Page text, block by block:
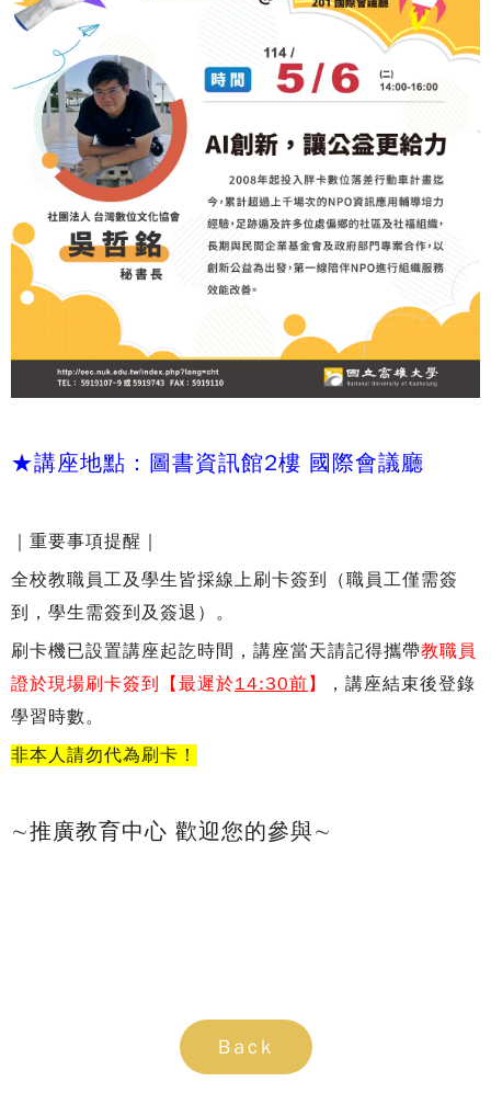
★講座地點：圖書資訊館2樓 國際會議廳
｜重要事項提醒｜
全校教職員工及學生皆採線上刷卡簽到（職員工僅需簽
到，學生需簽到及簽退）。
刷卡機已設置講座起訖時間，講座當天請記得攜帶教職員
證於現場刷卡簽到【最遲於14:30前】
，講座結束後登錄
學習時數。
非本人請勿代為刷卡！
∼推廣教育中心 歡迎您的參與∼
Back